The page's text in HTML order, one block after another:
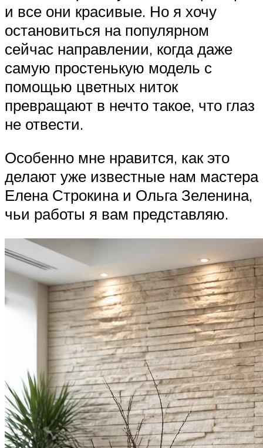
и все они красивые. Но я хочу
остановиться на популярном
сейчас направлении, когда даже
самую простенькую модель с
помощью цветных ниток
превращают в нечто такое, что глаз
не отвести.
Особенно мне нравится, как это
делают уже известные нам мастера
Елена Строкина и Ольга Зеленина,
чьи работы я вам представляю.